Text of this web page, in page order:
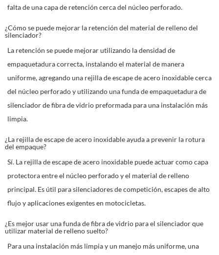
falta de una capa de retención cerca del núcleo perforado.
¿Cómo se puede mejorar la retención del material de relleno del
silenciador?
La retención se puede mejorar utilizando la densidad de
empaquetadura correcta, instalando el material de manera
uniforme, agregando una rejilla de escape de acero inoxidable cerca
del núcleo perforado y utilizando una funda de empaquetadura de
silenciador de fibra de vidrio preformada para una instalación más
limpia.
¿La rejilla de escape de acero inoxidable ayuda a prevenir la rotura
del empaque?
Sí. La rejilla de escape de acero inoxidable puede actuar como capa
protectora entre el núcleo perforado y el material de relleno
principal. Es útil para silenciadores de competición, escapes de alto
flujo y aplicaciones exigentes en motocicletas.
¿Es mejor usar una funda de fibra de vidrio para el silenciador que
utilizar material de relleno suelto?
Para una instalación más limpia y un manejo más uniforme, una